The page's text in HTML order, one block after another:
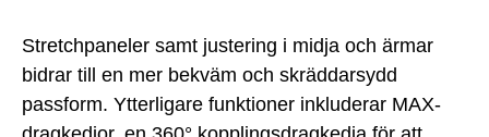
Stretchpaneler samt justering i midja och ärmar
bidrar till en mer bekväm och skräddarsydd
passform. Ytterligare funktioner inkluderar MAX-